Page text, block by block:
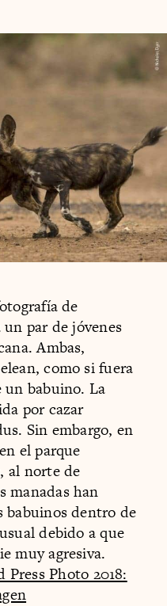
de
par de jóvenes
Ambas,
como si fuera
un babuino. La
por cazar
Sin embargo, en
el parque
al norte de
manadas han
babuinos dentro de
debido a que
muy agresiva.
Press Photo 2018: